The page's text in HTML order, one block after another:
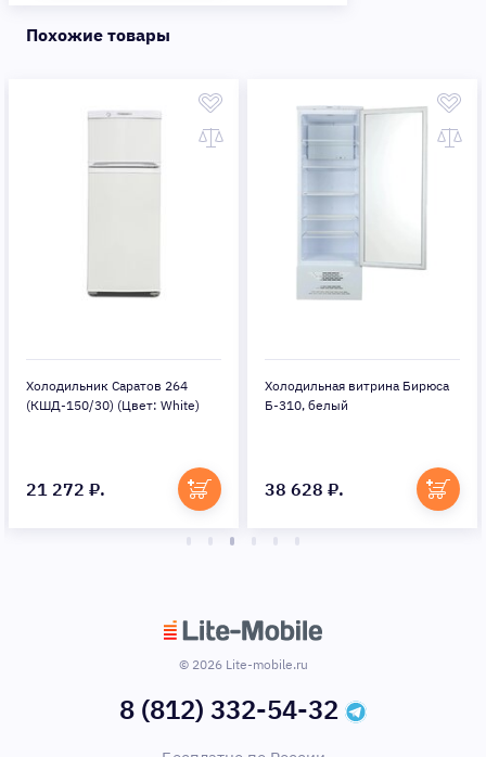
Похожие товары
Холодильник Саратов 549
(КШ-160 без НТО) (Цвет:
17 404 ₽.
Холодильник Stinol STN 167,
белый
24 836 ₽.
© 2026 Lite-mobile.ru
8 (812) 332-54-32